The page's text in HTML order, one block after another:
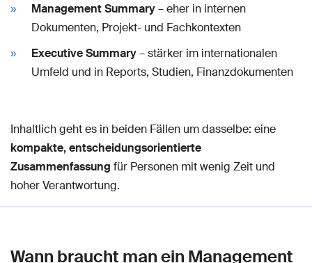
Management Summary– eher in internen
Dokumenten, Projekt- und Fachkontexten
Executive Summary– stärker im internationalen
Umfeld und in Reports, Studien, Finanzdokumenten
Inhaltlich geht es in beiden Fällen um dasselbe: eine
kompakte, entscheidungsorientierte
Zusammenfassung für Personen mit wenig Zeit und
hoher Verantwortung.
Wann braucht man ein Management